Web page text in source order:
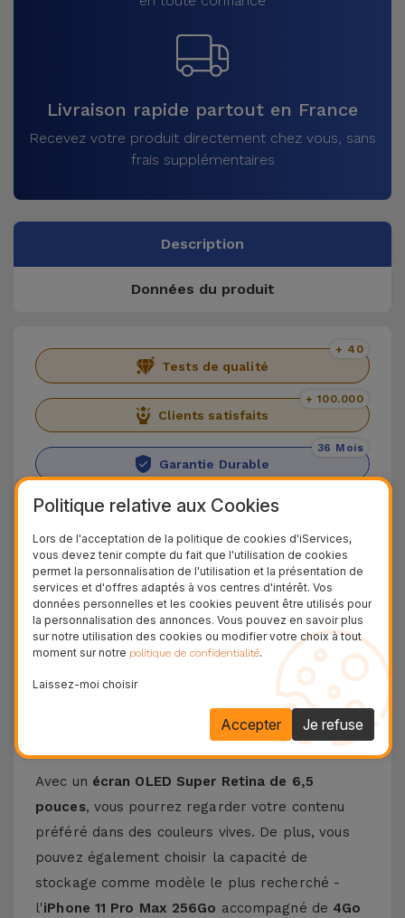
Livraison rapide partout en France
Recevez votre produit directement chez vous, sans
frais supplémentaires
Description
Données du produit
Tests de qualité
+ 40
Clients satisfaits
+ 100.000
Garantie Durable
36 Mois
Livraison Gratuite
Découvrez l'iPhone 11 Pro Max
L'iPhone 11 Pro Maxest le haut de gamme
d'Apple pour 2019. Avec unpuissant capteur
triple caméra de 12 MP, cet appareil a mis sur le
marché l'un des meilleurs appareils pour la
Plus de détails sur l'iPhone 11 Pro Max
Avec un écran OLED Super Retina de 6,5
pouces, vous pourrez regarder votre contenu
préféré dans des couleurs vives. De plus, vous
pouvez également choisir la capacité de
stockage comme modèle le plus recherché -
l'iPhone 11 Pro Max 256Go accompagné de 4Go
Politique relative aux Cookies
Lors de l'acceptation de la politique de cookies d'iServices,
vous devez tenir compte du fait que l'utilisation de cookies
permet la personnalisation de l'utilisation et la présentation de
services et d'offres adaptés à vos centres d'intérêt. Vos
données personnelles et les cookies peuvent être utilisés pour
la personnalisation des annonces. Vous pouvez en savoir plus
sur notre utilisation des cookies ou modifier votre choix à tout
moment sur notre politique de confidentialité.
Laissez-moi choisir
Je refuse
Accepter